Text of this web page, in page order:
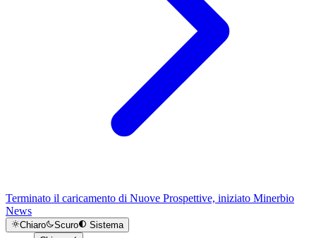
Terminato il caricamento di Nuove Prospettive, iniziato Minerbio
News
Chiaro Scuro
Sistema